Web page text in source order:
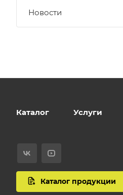
Новости
Каталог Услуги
Каталог продукции